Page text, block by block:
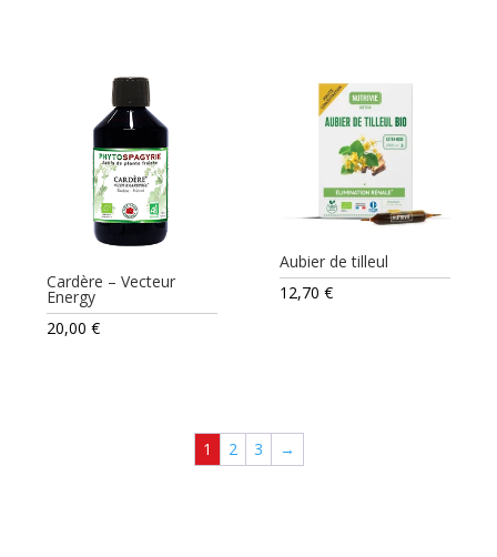
Cardère – Vecteur
Energy
20,00€
Aubier de tilleul
12,70€
1 2 3 →